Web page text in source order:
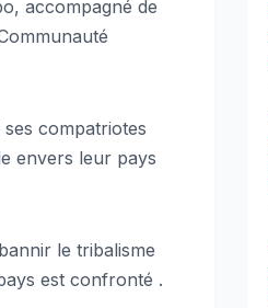
accompagné de
compatriotes
envers leur pays
le tribalisme
est confronté .